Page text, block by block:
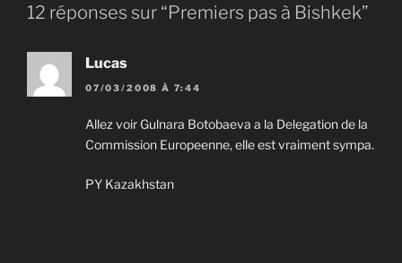
12 réponses sur “Premiers pas à Bishkek”
Lucas
07/03/2008 À 7:44
Allez voir Gulnara Botobaeva a la Delegation de la
Commission Europeenne, elle est vraiment sympa.
PY Kazakhstan